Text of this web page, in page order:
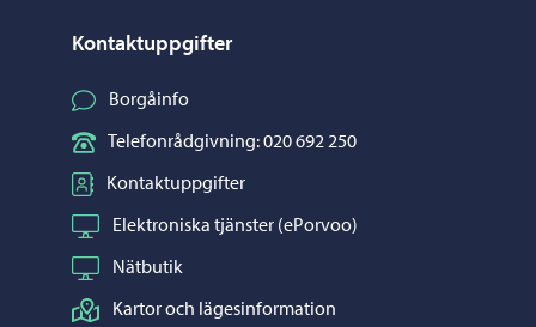
Kontaktuppgifter
Borgåinfo
Telefonrådgivning: 020 692 250
Kontaktuppgifter
Elektroniska tjänster (ePorvoo)
Nätbutik
Kartor och lägesinformation